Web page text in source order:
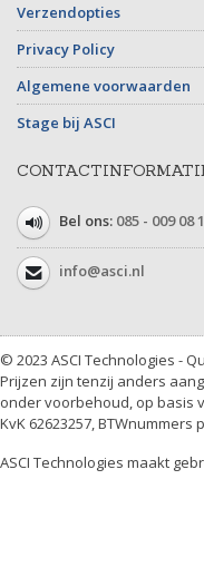
Verzendopties
Privacy Policy
Algemene voorwaarden
Stage bij ASCI
Bel ons: 085 - 009 08
info@asci.nl
© 2023 ASCI Technologies -
Prijzen zijn tenzij anders
onder voorbehoud, op basis
KvK 62623257,
ASCI Technologies maakt